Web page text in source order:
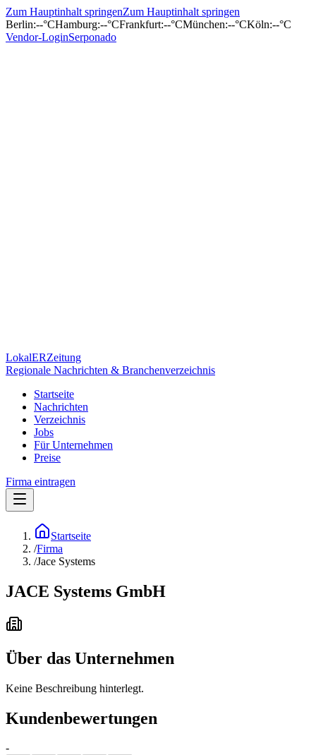
Zum Hauptinhalt springenZum Hauptinhalt springen
Berlin:--°CHamburg:--°CFrankfurt:--°CMünchen:--°CKöln:--°C
Vendor-LoginSerponado
LokalERZeitung
Regionale Nachrichten & Branchenverzeichnis
Startseite
Nachrichten
Verzeichnis
Jobs
Für Unternehmen
Preise
Firma eintragen
Startseite
/Firma
/Jace Systems
JACE Systems GmbH
Über das Unternehmen
Keine Beschreibung hinterlegt.
Kundenbewertungen
-